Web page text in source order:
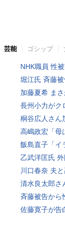
芸能 ゴシップ
NHK職員 性
堀江氏 斉藤
加藤夏希 ま
長州小力がク
桐谷広人さん
高嶋政宏「母
飯島直子「イ
乙武洋匡氏
川口春奈 夫
清水良太郎さ
斉藤被告から
佐藤寛子が告